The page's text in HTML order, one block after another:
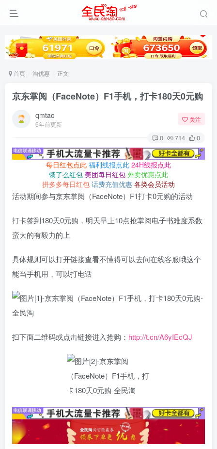
首页 淘优惠 正文
京东掌阅（FaceNote）F1手机，打卡180天0元购
qmtao
6年前更新
关注
0 714 0
每日红包点此 福利线报点此 24H线报点此
饿了么红包 美团每日红包 外卖优惠点此
拼多多每日红包 话费充值优惠 各类会员活动
活动期间参与京东掌阅（FaceNote）F1打卡0元购的活动
打卡签到180天0元购，明天早上10点抢掌阅电子书难度系数
蛮大的有毅力的上
具体规则可以打开链接查看不懂得可以去问在线客服哦这个
能当手机用，可以打电话
扫下面二维码或点击链接进入抢购： http://t.cn/A6yIEcQJ